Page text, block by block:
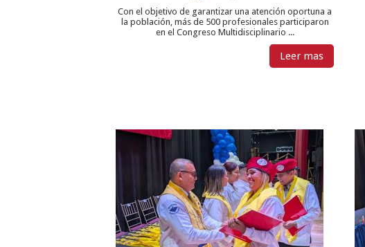
Con el objetivo de garantizar una atención oportuna a
la población, más de 500 profesionales participaron
en el Congreso Multidisciplinario ...
Leer mas